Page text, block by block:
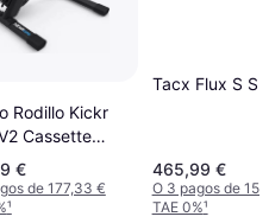
Rodillo Kickr
Cassette
€
de 177,33 €
¹
Tacx Flux S
465,99 €
O 3 pagos de
TAE 0%¹